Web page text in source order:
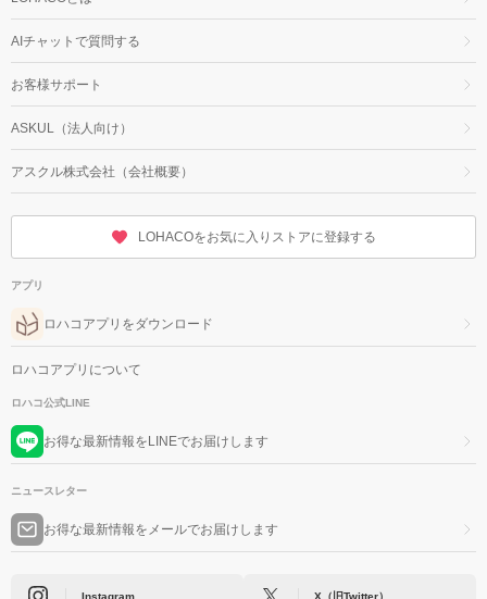
AIチャットで質問する
お客様サポート
ASKUL（法人向け）
アスクル株式会社（会社概要）
LOHACOをお気に入りストアに登録する
アプリ
ロハコアプリをダウンロード
ロハコアプリについて
ロハコ公式LINE
お得な最新情報をLINEでお届けします
ニュースレター
お得な最新情報をメールでお届けします
Instagram X（旧Twitter）